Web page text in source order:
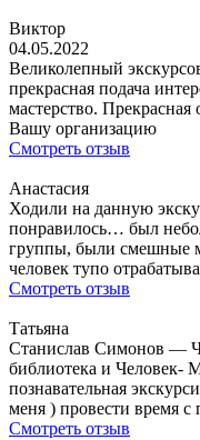
Виктор
04.05.2022
Великолепный
прекрасная подача
мастерство.
Вашу организацию
Смотреть отзыв
Анастасия
Ходили на данную
понравилось… был
группы, были смешные
человек тупо
Смотреть отзыв
Татьяна
Станислав Симонов —
библиотека и Человек-
познавательная
меня ) провести время с
Смотреть отзыв